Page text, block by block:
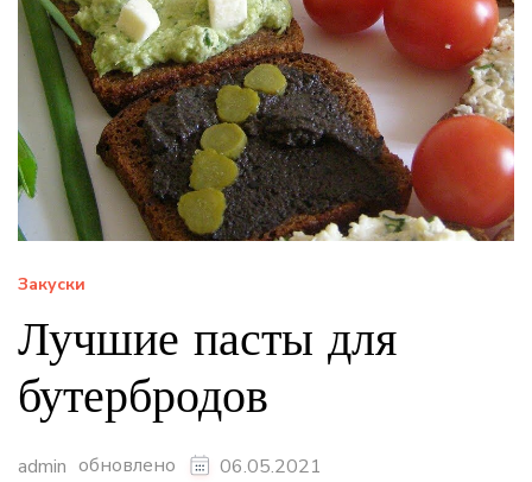
Закуски
Лучшие пасты для
бутербродов
admin обновлено 06.05.2021